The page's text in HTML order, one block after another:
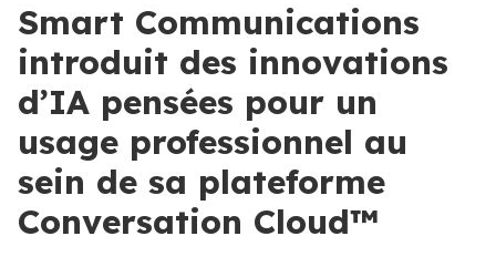
Smart Communications
introduit des innovations
d’IA pensées pour un
usage professionnel au
sein de sa plateforme
Conversation Cloud™